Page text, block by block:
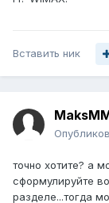
Вставить ник
точно хотите? а
сформулируйте
разделе...тогда